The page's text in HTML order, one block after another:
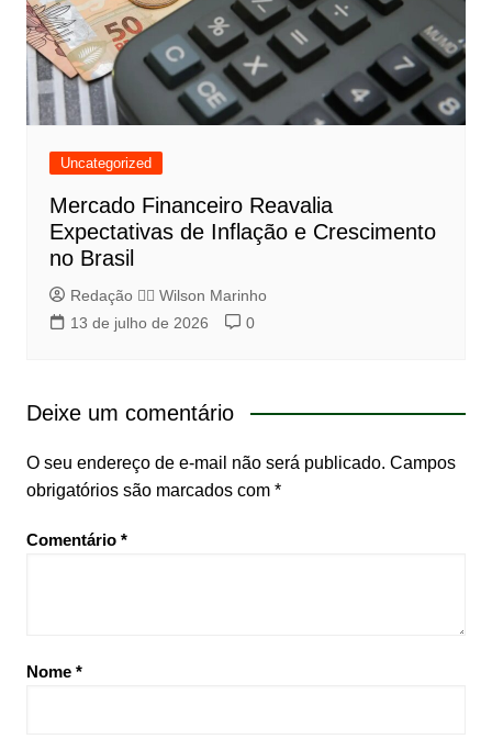
Uncategorized
Mercado Financeiro Reavalia
Expectativas de Inflação e Crescimento
no Brasil
Redação 👨‍⚖️​ Wilson Marinho
13 de julho de 2026
0
Deixe um comentário
O seu endereço de e-mail não será publicado. Campos
obrigatórios são marcados com *
Comentário *
Nome *